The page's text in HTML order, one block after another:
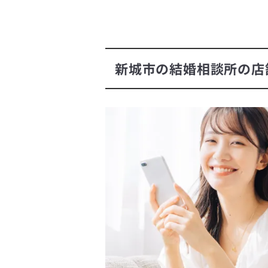
新城市の結婚相談所の